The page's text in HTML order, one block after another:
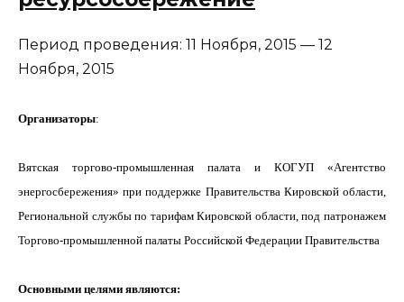
Период проведения: 11 Ноября, 2015 — 12
Ноября, 2015
Организаторы:
Вятская торгово-промышленная палата и КОГУП «Агентство
энергосбережения» при поддержке Правительства Кировской области,
Региональной службы по тарифам Кировской области, под патронажем
Торгово-промышленной палаты Российской Федерации Правительства
Основными целями являются: